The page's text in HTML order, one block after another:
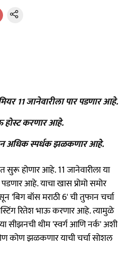
11 जानेवारीला पार पडणार आहे.
होस्ट करणार आहे.
अधिक स्पर्धक झळकणार आहे.
सुरू होणार आहे. 11 जानेवारीला या
पडणार आहे. याचा खास प्रोमो समोर
'बिग बॉस मराठी 6' ची तुफान चर्चा
रितेश भाऊ करणार आहे. त्यामुळे
सीझनची थीम 'स्वर्ग आणि नर्क' अशी
कोण झळकणार याची चर्चा सोशल